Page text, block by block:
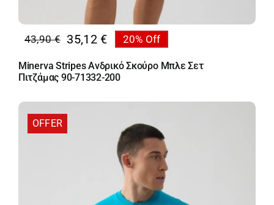
43,90€
Original
price
was:
35,12 €
Η
τρέχουσα
τιμή
35,12 €.
20% Off
Minerva Stripes Ανδρικό Σκούρο Μπλε Σετ
Πιτζάμας 90-71332-200
OFFER